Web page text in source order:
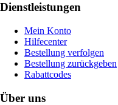
Dienstleistungen
Mein Konto
Hilfecenter
Bestellung verfolgen
Bestellung zurückgeben
Rabattcodes
Über uns